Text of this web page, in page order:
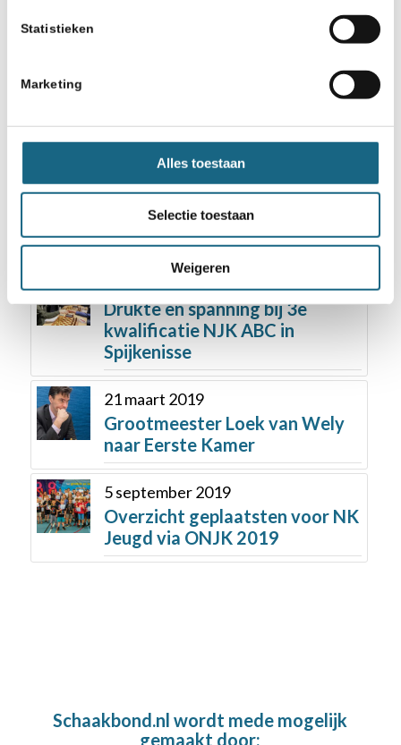
Statistieken
Marketing
Alles toestaan
Selectie toestaan
Weigeren
NOS: schoolschaken steeds
populairder
5 juni 2018
Pathena gaat met Nederlands
team naar Glorney Cup
8 januari 2019
Drukte en spanning bij 3e
kwalificatie NJK ABC in
Spijkenisse
21 maart 2019
Grootmeester Loek van Wely
naar Eerste Kamer
5 september 2019
Overzicht geplaatsten voor NK
Jeugd via ONJK 2019
Schaakbond.nl wordt mede mogelijk
gemaakt door: